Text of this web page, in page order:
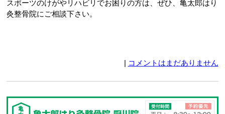
スポーツのけがやリハビリでお困りの方は、ぜひ、亀太郎はり
灸整骨院にご相談下さい。
| コメントはまだありません